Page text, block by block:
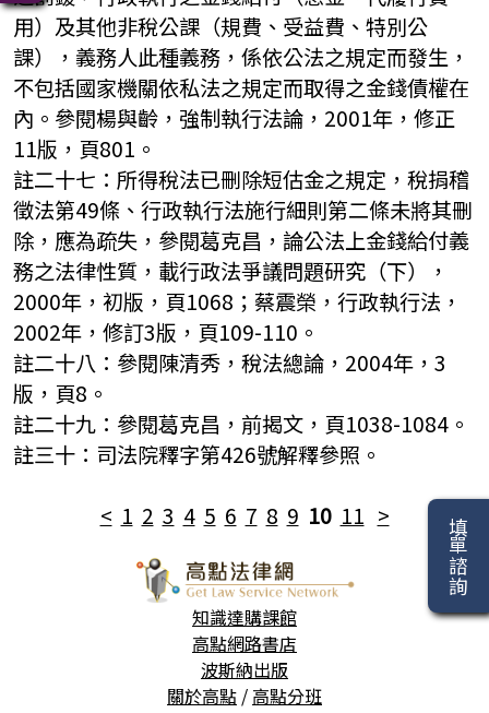
用）及其他非稅公課（規費、受益費、特別公
課），義務人此種義務，係依公法之規定而發生，
不包括國家機關依私法之規定而取得之金錢債權在
內。參閱楊與齡，強制執行法論，2001年，修正
11版，頁801。
註二十七：所得稅法已刪除短估金之規定，稅捐稽
徵法第49條、行政執行法施行細則第二條未將其刪
除，應為疏失，參閱葛克昌，論公法上金錢給付義
務之法律性質，載行政法爭議問題研究（下），
2000年，初版，頁1068；蔡震榮，行政執行法，
2002年，修訂3版，頁109-110。
註二十八：參閱陳清秀，稅法總論，2004年，3
版，頁8。
註二十九：參閱葛克昌，前揭文，頁1038-1084。
註三十：司法院釋字第426號解釋參照。
< 1 2 3 4 5 6 7 8 9 10 11 >
填單諮詢
知識達購課館
高點網路書店
波斯納出版
關於高點 / 高點分班